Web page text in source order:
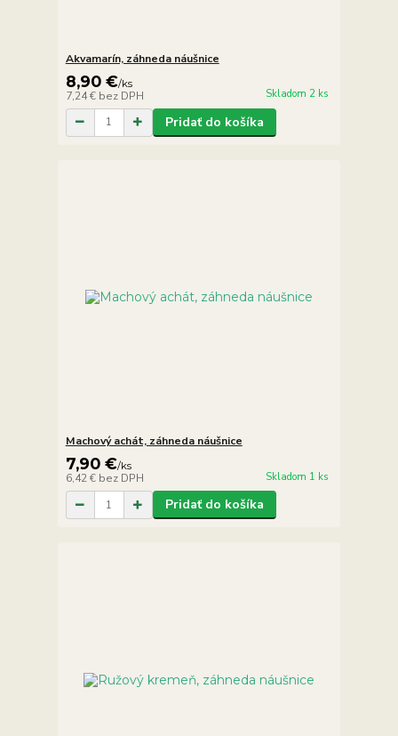
Akvamarín, záhneda náušnice
8,90 €/ks
7,24 € bez DPH Skladom 2 ks
Pridať do košíka
Machový achát, záhneda náušnice
7,90 €/ks
6,42 € bez DPH Skladom 1 ks
Pridať do košíka